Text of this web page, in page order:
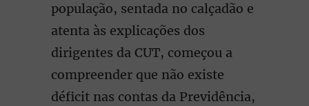
população, sentada no calçadão e
atenta às explicações dos
dirigentes da CUT, começou a
compreender que não existe
déficit nas contas da Previdência,